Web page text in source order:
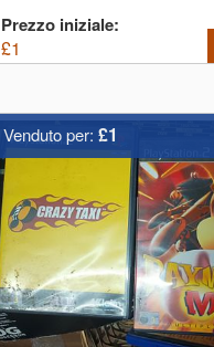
Prezzo iniziale:
£1
Venduto per: £1